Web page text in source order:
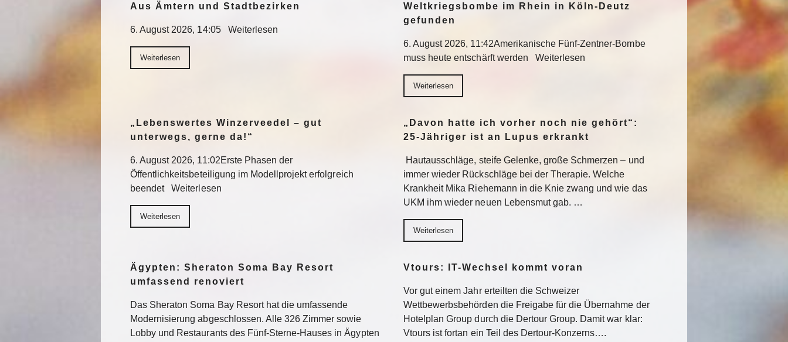
Aus Ämtern und Stadtbezirken
6. August 2026, 14:05 Weiterlesen
Weiterlesen
Weltkriegsbombe im Rhein in Köln-Deutz
gefunden
6. August 2026, 11:42Amerikanische Fünf-Zentner-Bombe
muss heute entschärft werden Weiterlesen
Weiterlesen
„Lebenswertes Winzerveedel – gut
unterwegs, gerne da!“
6. August 2026, 11:02Erste Phasen der
Öffentlichkeitsbeteiligung im Modellprojekt erfolgreich
beendet Weiterlesen
Weiterlesen
„Davon hatte ich vorher noch nie gehört“:
25-Jähriger ist an Lupus erkrankt
Hautausschläge, steife Gelenke, große Schmerzen – und
immer wieder Rückschläge bei der Therapie. Welche
Krankheit Mika Riehemann in die Knie zwang und wie das
UKM ihm wieder neuen Lebensmut gab. …
Weiterlesen
Ägypten: Sheraton Soma Bay Resort
umfassend renoviert
Das Sheraton Soma Bay Resort hat die umfassende
Modernisierung abgeschlossen. Alle 326 Zimmer sowie
Lobby und Restaurants des Fünf-Sterne-Hauses in Ägypten
Vtours: IT-Wechsel kommt voran
Vor gut einem Jahr erteilten die Schweizer
Wettbewerbsbehörden die Freigabe für die Übernahme der
Hotelplan Group durch die Dertour Group. Damit war klar:
Vtours ist fortan ein Teil des Dertour-Konzerns….